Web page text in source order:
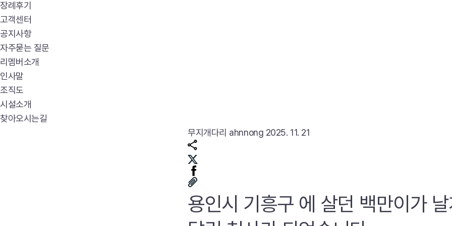
장례후기
고객센터
공지사항
자주묻는 질문
리멤버소개
인사말
조직도
시설소개
찾아오시는길
무지개다리 ahnnong 2025. 11. 21
용인시 기흥구 에 살던 백만이가